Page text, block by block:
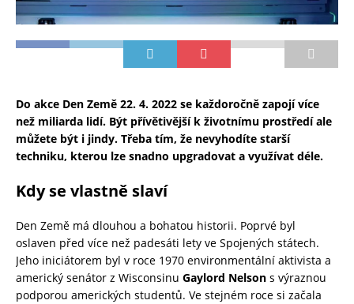
Do akce Den Země 22. 4. 2022 se každoročně zapojí více
než miliarda lidí. Být přívětivější k životnímu prostředí ale
můžete být i jindy. Třeba tím, že nevyhodíte starší
techniku, kterou lze snadno upgradovat a využívat déle.
Kdy se vlastně slaví
Den Země má dlouhou a bohatou historii. Poprvé byl
oslaven před více než padesáti lety ve Spojených státech.
Jeho iniciátorem byl v roce 1970 environmentální aktivista a
americký senátor z Wisconsinu Gaylord Nelson s výraznou
podporou amerických studentů. Ve stejném roce si začala